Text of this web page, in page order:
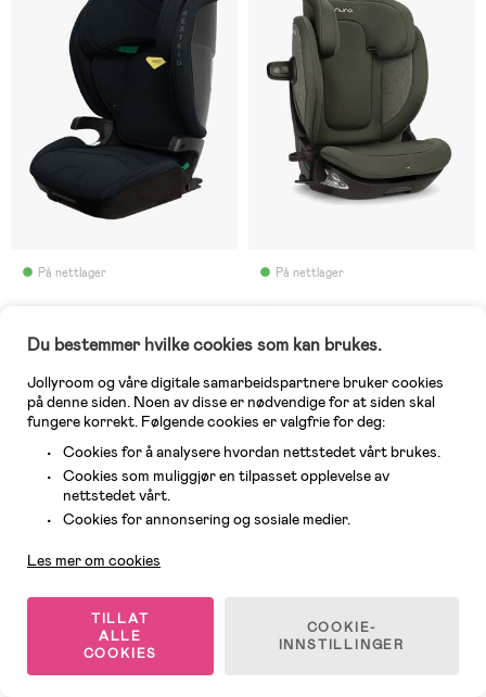
På nettlager
Black
1 995 kr
Veil. Pris: 2 499 kr
På nettlager
Forest
2 625 kr
Veil. Pris: 3 149 kr
Flash Sale
Du bestemmer hvilke cookies som kan brukes.
Jollyroom og våre digitale samarbeidspartnere bruker cookies
på denne siden. Noen av disse er nødvendige for at siden skal
fungere korrekt. Følgende cookies er valgfrie for deg:
Cookies for å analysere hvordan nettstedet vårt brukes.
Cookies som muliggjør en tilpasset opplevelse av
nettstedet vårt.
Cookies for annonsering og sosiale medier.
Les mer om cookies
TILLAT
ALLE
COOKIES
COOKIE-
INNSTILLINGER